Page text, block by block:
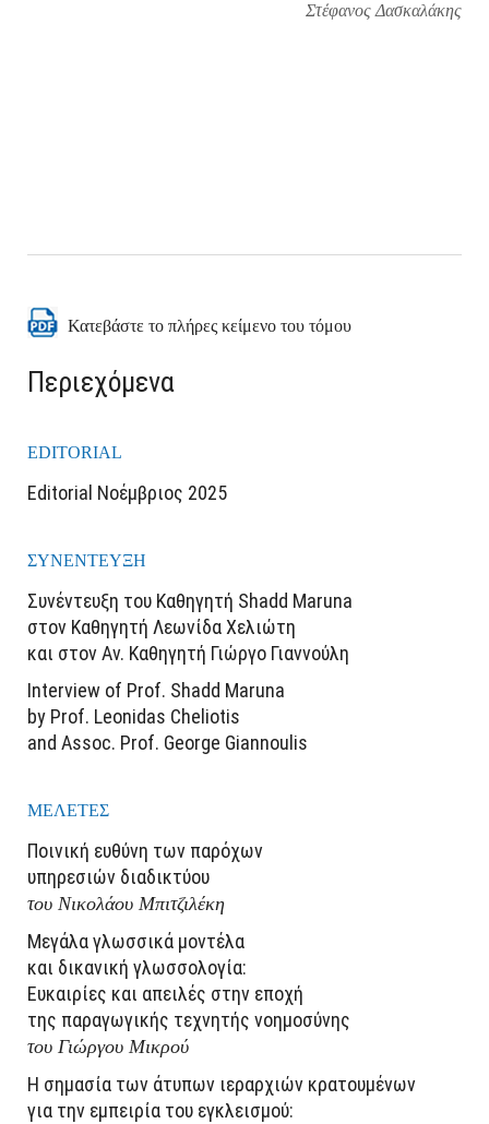
Στέφανος Δασκαλάκης
Κατεβάστε το πλήρες κείμενο του τόμου
Περιεχόμενα
EDITORIAL
Editorial Νοέμβριος 2025
ΣΥΝΕΝΤΕΥΞΗ
Συνέντευξη του Καθηγητή Shadd Maruna
στον Καθηγητή Λεωνίδα Χελιώτη
και στον Αν. Καθηγητή Γιώργο Γιαννούλη
Interview of Prof. Shadd Maruna
by Prof. Leonidas Cheliotis
and Assoc. Prof. George Giannoulis
ΜΕΛΕΤΕΣ
Ποινική ευθύνη των παρόχων
υπηρεσιών διαδικτύου
του Νικολάου Μπιτζιλέκη
Μεγάλα γλωσσικά μοντέλα
και δικανική γλωσσολογία:
Ευκαιρίες και απειλές στην εποχή
της παραγωγικής τεχνητής νοημοσύνης
του Γιώργου Μικρού
Η σημασία των άτυπων ιεραρχιών κρατουμένων
για την εμπειρία του εγκλεισμού: